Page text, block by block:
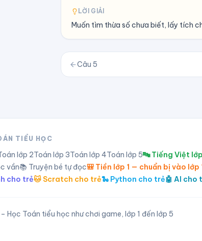
LỜI GIẢI
Muốn tìm thừa số chưa biết, lấy tích
Câu 5
TIỂU HỌC
lớp 2Toán lớp 3Toán lớp 4Toán lớp 5🔤 Tiếng Việt
vần📚 Truyện bé tự đọc🎒 Tiền lớp 1 — chuẩn bị vào lớp
cho trẻ🐱 Scratch cho trẻ🐍 Python cho trẻ🤖 AI cho
– Học Toán tiểu học như chơi game, lớp 1 đến lớp 5